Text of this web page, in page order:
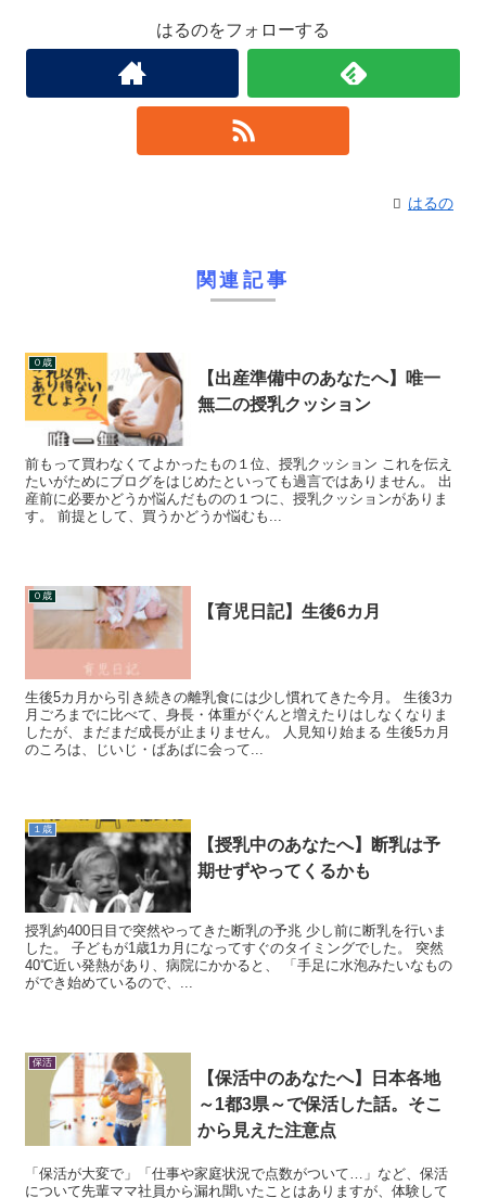
はるのをフォローする
はるの
関連記事
０歳
【出産準備中のあなたへ】唯一
無二の授乳クッション
前もって買わなくてよかったもの１位、授乳クッション これを伝え
たいがためにブログをはじめたといっても過言ではありません。 出
産前に必要かどうか悩んだものの１つに、授乳クッションがありま
す。 前提として、買うかどうか悩むも...
０歳
【育児日記】生後6カ月
生後5カ月から引き続きの離乳食には少し慣れてきた今月。 生後3カ
月ごろまでに比べて、身長・体重がぐんと増えたりはしなくなりま
したが、まだまだ成長が止まりません。 人見知り始まる 生後5カ月
のころは、じいじ・ばあばに会って...
１歳
【授乳中のあなたへ】断乳は予
期せずやってくるかも
授乳約400日目で突然やってきた断乳の予兆 少し前に断乳を行いま
した。 子どもが1歳1カ月になってすぐのタイミングでした。 突然
40℃近い発熱があり、病院にかかると、 「手足に水泡みたいなもの
ができ始めているので、...
保活
【保活中のあなたへ】日本各地
～1都3県～で保活した話。そこ
から見えた注意点
「保活が大変で」「仕事や家庭状況で点数がついて…」など、保活
について先輩ママ社員から漏れ聞いたことはありますが、体験して